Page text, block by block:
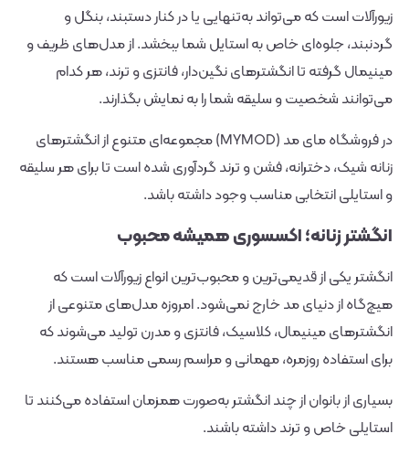
زیورآلات است که می‌تواند به‌تنهایی یا در کنار دستبند، بنگل و
گردنبند، جلوه‌ای خاص به استایل شما ببخشد. از مدل‌های ظریف و
مینیمال گرفته تا انگشترهای نگین‌دار، فانتزی و ترند، هر کدام
می‌توانند شخصیت و سلیقه شما را به نمایش بگذارند.
در فروشگاه مای مد (MYMOD) مجموعه‌ای متنوع از انگشترهای
زنانه شیک، دخترانه، فشن و ترند گردآوری شده است تا برای هر سلیقه
و استایلی انتخابی مناسب وجود داشته باشد.
انگشتر زنانه؛ اکسسوری همیشه محبوب
انگشتر یکی از قدیمی‌ترین و محبوب‌ترین انواع زیورآلات است که
هیچ‌گاه از دنیای مد خارج نمی‌شود. امروزه مدل‌های متنوعی از
انگشترهای مینیمال، کلاسیک، فانتزی و مدرن تولید می‌شوند که
برای استفاده روزمره، مهمانی و مراسم رسمی مناسب هستند.
بسیاری از بانوان از چند انگشتر به‌صورت همزمان استفاده می‌کنند تا
استایلی خاص و ترند داشته باشند.